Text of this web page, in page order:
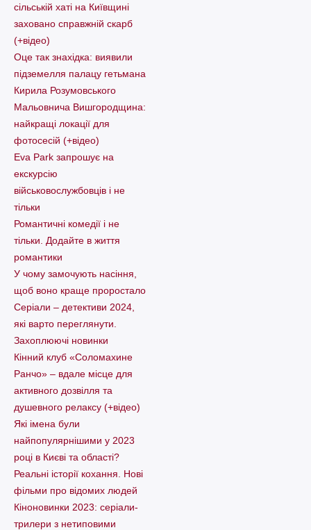
сільській хаті на Київщині
заховано справжній скарб
(+відео)
Оце так знахідка: виявили
підземелля палацу гетьмана
Кирила Розумовського
Мальовнича Вишгородщина:
найкращі локації для
фотосесій (+відео)
Eva Park запрошує на
екскурсію
військовослужбовців і не
тільки
Романтичні комедії і не
тільки. Додайте в життя
романтики
У чому замочують насіння,
щоб воно краще проростало
Серіали – детективи 2024,
які варто пеpеглянути.
Захоплюючі новинки
Кінний клуб «Соломахине
Ранчо» – вдале місце для
активного дозвілля та
душевного релаксу (+відео)
Які імена були
найпопулярнішими у 2023
році в Києві та області?
Реальні історії кохання. Нові
фільми про відомих людей
Кіноновинки 2023: серіали-
трилери з нетиповими